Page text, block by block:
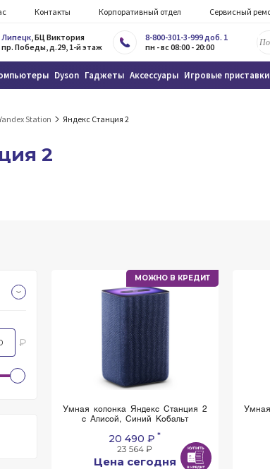
Контакты Корпоративный отдел Сервисный
Липецк, БЦ Виктория
пр. Победы, д.29, 1-й этаж
8-800-301-3-999 доб. 1
пн - вс 08:00 - 20:00
Dyson Гаджеты Аксессуары Игровые приставки
Station Яндекс Станция 2
2
₽
МОЖНО В КРЕДИТ
Умная колонка Яндекс Станция 2
с Алисой, Синий Кобальт
20 490 ₽ *
23 564 ₽
Цена сегодня